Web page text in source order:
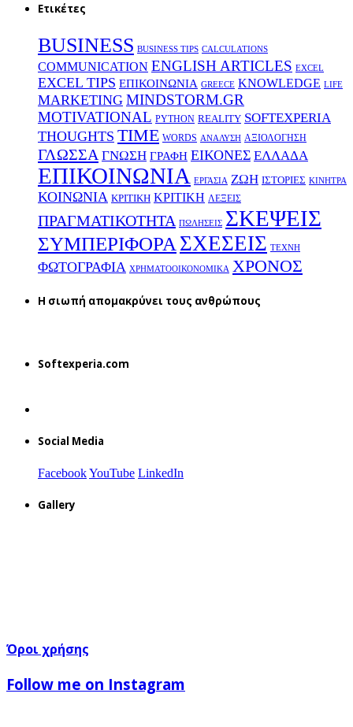
Ετικέτες
BUSINESS BUSINESS TIPS CALCULATIONS
COMMUNICATION ENGLISH ARTICLES EXCEL
EXCEL TIPS EΠΙΚΟΙΝΩΝΙΑ GREECE KNOWLEDGE LIFE
MARKETING MINDSTORM.GR
MOTIVATIONAL PYTHON REALITY SOFTEXPERIA
THOUGHTS TIME WORDS ΑΝΑΛΥΣΗ ΑΞΙΟΛΟΓΗΣΗ
ΓΛΩΣΣΑ ΓΝΩΣΗ ΓΡΑΦΗ ΕΙΚΟΝΕΣ ΕΛΛΑΔΑ
ΕΠΙΚΟΙΝΩΝΙΑ ΕΡΓΑΣΙΑ ΖΩΗ ΙΣΤΟΡΙΕΣ ΚΙΝΗΤΡΑ
ΚΟΙΝΩΝΙΑ ΚΡΙΤΙΚΗ ΚΡΙΤΙΚΗ ΛΕΞΕΙΣ
ΠΡΑΓΜΑΤΙΚΟΤΗΤΑ ΠΩΛΗΣΕΙΣ ΣΚΕΨΕΙΣ
ΣΥΜΠΕΡΙΦΟΡΑ ΣΧΕΣΕΙΣ ΤΕΧΝΗ
ΦΩΤΟΓΡΑΦΙΑ ΧΡΗΜΑΤΟΟΙΚΟΝΟΜΙΚΑ ΧΡΟΝΟΣ
H σιωπή απομακρύνει τους ανθρώπους
Softexperia.com
Social Media
FacebookYouTube LinkedIn
Gallery
Όροι χρήσης
Follow me on Instagram